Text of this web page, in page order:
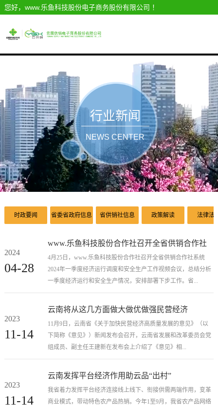
您好，www.乐鱼科技股份电子商务股份有限公司 ！
行业新闻
NEWS CENTER
时政要闻 省委省政府信息 省供销社信息 政策解读 法律法
2024
04-28
www.乐鱼科技股份合作社召开全省供销合作社
系统2024年一季度经济运行调度和安全生产工作
视频会议
4月25日，www.乐鱼科技股份合作社召开全省供销合作社系统
2024年一季度经济运行调度和安全生产工作视频会议，总结分析
一季度经济运行和安全生产情况，安排部署下步工作。省...
2023
11-14
云南将从这几方面做大做优做强民营经济
11月9日，云南省《关于加快民营经济高质量发展的意见》（以
下简称《意见》）新闻发布会召开，云南省发展和改革委员会党
组成员、副主任王建新在发布会上介绍了《意见》相...
2023
11-14
云南发挥平台经济作用助云品“出村”
我省着力发挥平台经济连接线上线下、衔接供需两端作用，变革
商业模式，带动特色农产品热销。今年1至9月，我省农产品网络